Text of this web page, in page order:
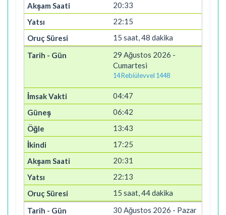
20:33
22:15
15 saat, 48 dakika
29 Ağustos 2026 -
Cumartesi
14 Rebiülevvel 1448
04:47
06:42
13:43
17:25
20:31
22:13
15 saat, 44 dakika
30 Ağustos 2026 - Pazar